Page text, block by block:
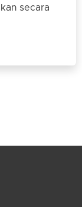
secara